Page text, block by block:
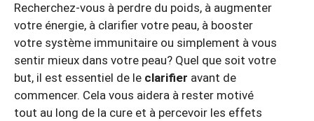
Recherchez-vous à perdre du poids, à augmenter
votre énergie, à clarifier votre peau, à booster
votre système immunitaire ou simplement à vous
sentir mieux dans votre peau? Quel que soit votre
but, il est essentiel de le clarifier avant de
commencer. Cela vous aidera à rester motivé
tout au long de la cure et à percevoir les effets